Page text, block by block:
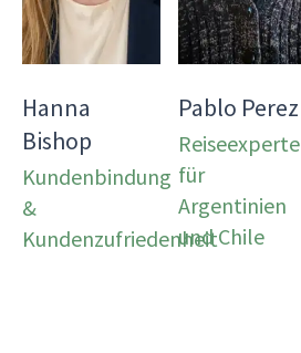
Hanna
Bishop
Kundenbindung
&
Kundenzufriedenheit
Pablo Perez
Reiseexperte
für
Argentinien
und Chile